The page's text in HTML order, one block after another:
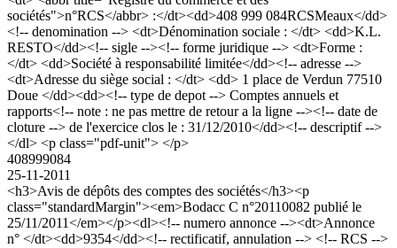
sociétés">n°RCS</abbr> :</dt><dd>408 999 084RCSMeaux</dd>
<!-- denomination --> <dt>Dénomination sociale : </dt> <dd>K.L.
RESTO</dd><!-- sigle --><!-- forme juridique --> <dt>Forme :
</dt> <dd>Société à responsabilité limitée</dd><!-- adresse -->
<dt>Adresse du siège social : </dt> <dd> 1 place de Verdun 77510
Doue </dd><dd><!-- type de depot --> Comptes annuels et
rapports<!-- note : ne pas mettre de retour a la ligne --><!-- date de
cloture --> de l'exercice clos le : 31/12/2010</dd><!-- descriptif -->
</dl> <p class="pdf-unit"> </p>
408999084
25-11-2011
<h3>Avis de dépôts des comptes des sociétés</h3><p
class="standardMargin"><em>Bodacc C n°20110082 publié le
25/11/2011</em></p><dl><!-- numero annonce --><dt>Annonce
n° </dt><dd>9354</dd><!-- rectificatif, annulation --> <!-- RCS -->